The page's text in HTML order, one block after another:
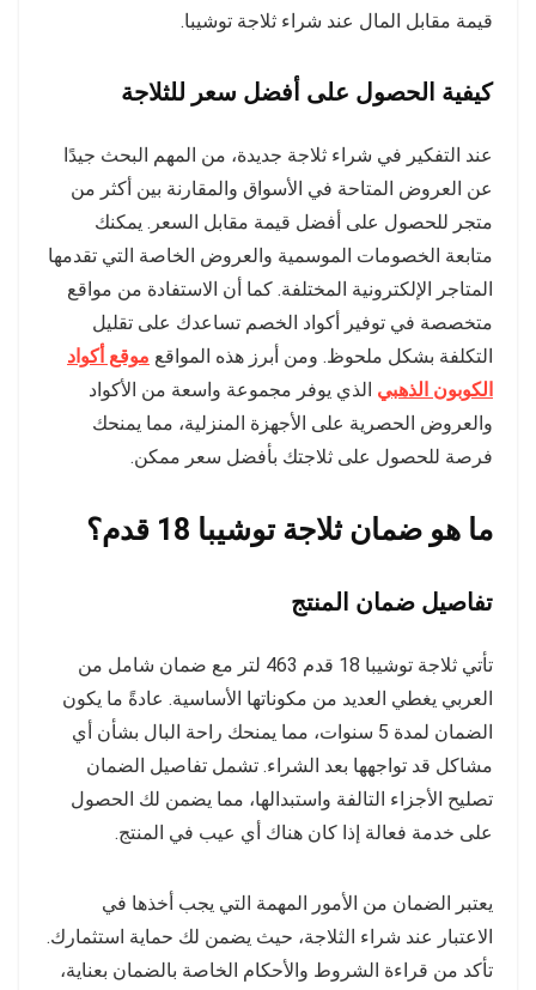
قيمة مقابل المال عند شراء ثلاجة توشيبا.
كيفية الحصول على أفضل سعر للثلاجة
عند التفكير في شراء ثلاجة جديدة، من المهم البحث جيدًا
عن العروض المتاحة في الأسواق والمقارنة بين أكثر من
متجر للحصول على أفضل قيمة مقابل السعر. يمكنك
متابعة الخصومات الموسمية والعروض الخاصة التي تقدمها
المتاجر الإلكترونية المختلفة. كما أن الاستفادة من مواقع
متخصصة في توفير أكواد الخصم تساعدك على تقليل
التكلفة بشكل ملحوظ. ومن أبرز هذه المواقع موقع أكواد
الكوبون الذهبي الذي يوفر مجموعة واسعة من الأكواد
والعروض الحصرية على الأجهزة المنزلية، مما يمنحك
فرصة للحصول على ثلاجتك بأفضل سعر ممكن.
ما هو ضمان ثلاجة توشيبا 18 قدم؟
تفاصيل ضمان المنتج
تأتي ثلاجة توشيبا 18 قدم 463 لتر مع ضمان شامل من
العربي يغطي العديد من مكوناتها الأساسية. عادةً ما يكون
الضمان لمدة 5 سنوات، مما يمنحك راحة البال بشأن أي
مشاكل قد تواجهها بعد الشراء. تشمل تفاصيل الضمان
تصليح الأجزاء التالفة واستبدالها، مما يضمن لك الحصول
على خدمة فعالة إذا كان هناك أي عيب في المنتج.
يعتبر الضمان من الأمور المهمة التي يجب أخذها في
الاعتبار عند شراء الثلاجة، حيث يضمن لك حماية استثمارك.
تأكد من قراءة الشروط والأحكام الخاصة بالضمان بعناية،